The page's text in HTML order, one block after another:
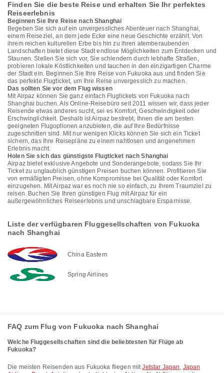
Finden Sie die beste Reise und erhalten Sie Ihr perfektes
Reiseerlebnis
Beginnen Sie Ihre Reise nach Shanghai
Begeben Sie sich auf ein unvergessliches Abenteuer nach Shanghai,
einem Reiseziel, an dem jede Ecke eine neue Geschichte erzählt. Von
ihrem reichen kulturellen Erbe bis hin zu ihren atemberaubenden
Landschaften bietet diese Stadt endlose Möglichkeiten zum Entdecken und
Staunen. Stellen Sie sich vor, Sie schlendern durch lebhafte Straßen,
probieren lokale Köstlichkeiten und tauchen in den einzigartigen Charme
der Stadt ein. Beginnen Sie Ihre Reise von Fukuoka aus und finden Sie
das perfekte Flugticket, um Ihre Reise unvergesslich zu machen.
Das sollten Sie vor dem Flug wissen
Mit Airpaz können Sie ganz einfach Flugtickets von Fukuoka nach
Shanghai buchen. Als Online-Reisebüro seit 2011 wissen wir, dass jeder
Reisende etwas anderes sucht, sei es Komfort, Geschwindigkeit oder
Erschwinglichkeit. Deshalb ist Airpaz bestrebt, Ihnen die am besten
geeigneten Flugoptionen anzubieten, die auf Ihre Bedürfnisse
zugeschnitten sind. Mit nur wenigen Klicks können Sie sich ein Ticket
sichern, das Ihre Reisepläne zu einem nahtlosen und angenehmen
Erlebnis macht.
Holen Sie sich das günstigste Flugticket nach Shanghai
Airpaz bietet exklusive Angebote und Sonderangebote, sodass Sie Ihr
Ticket zu unglaublich günstigen Preisen buchen können. Profitieren Sie
von ermäßigten Preisen, ohne Kompromisse bei Qualität oder Komfort
einzugehen. Mit Airpaz war es noch nie so einfach, zu Ihrem Traumziel zu
reisen. Buchen Sie Ihren günstigen Flug mit Airpaz für ein
außergewöhnliches Reiseerlebnis und unschlagbare Ersparnisse.
Liste der verfügbaren Fluggesellschaften von Fukuoka
nach Shanghai
China Eastern
Spring Airlines
FAQ zum Flug von Fukuoka nach Shanghai
Welche Fluggesellschaften sind die beliebtesten für Flüge ab
Fukuoka?
Die meisten Reisenden aus Fukuoka fliegen mitJetstar Japan, Japan